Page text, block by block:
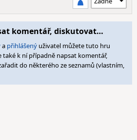
komentář, diskutovat…
a přihlášený uživatel můžete tuto hru
k ní případně napsat komentář,
do některého ze seznamů (vlastním,